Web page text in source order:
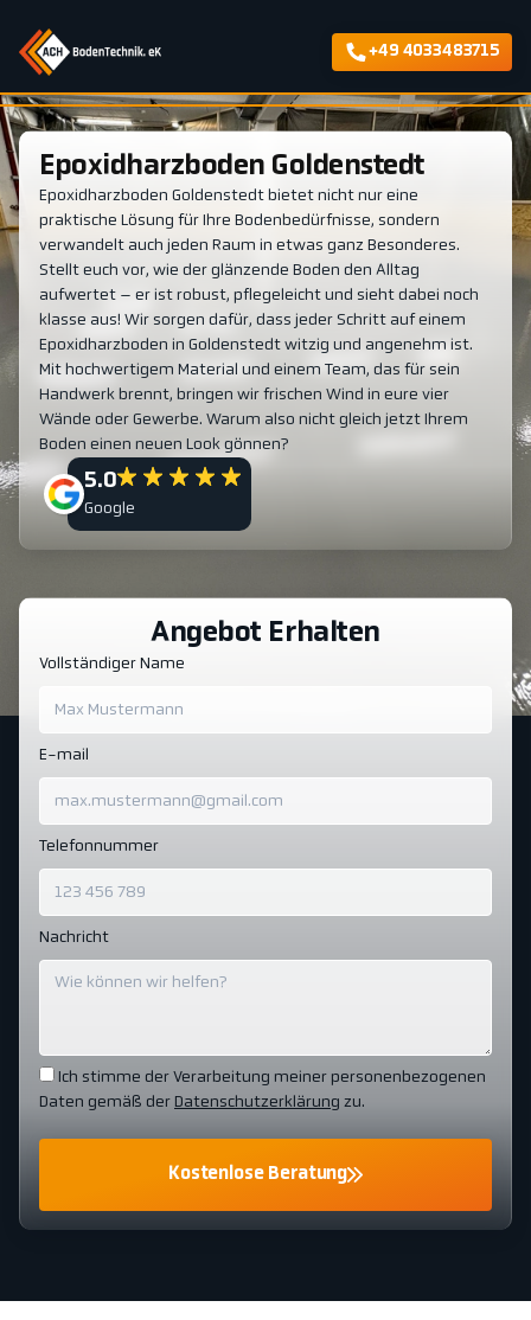
+49 4033483715
Epoxidharzboden Goldenstedt
Epoxidharzboden Goldenstedt bietet nicht nur eine
praktische Lösung für Ihre Bodenbedürfnisse, sondern
verwandelt auch jeden Raum in etwas ganz Besonderes.
Stellt euch vor, wie der glänzende Boden den Alltag
aufwertet – er ist robust, pflegeleicht und sieht dabei noch
klasse aus! Wir sorgen dafür, dass jeder Schritt auf einem
Epoxidharzboden in Goldenstedt witzig und angenehm ist.
Mit hochwertigem Material und einem Team, das für sein
Handwerk brennt, bringen wir frischen Wind in eure vier
Wände oder Gewerbe. Warum also nicht gleich jetzt Ihrem
Boden einen neuen Look gönnen?
5.0
Google
Angebot Erhalten
Vollständiger Name
E-mail
Telefonnummer
Nachricht
Ich stimme der Verarbeitung meiner personenbezogenen
Daten gemäß der Datenschutzerklärung zu.
Kostenlose Beratung